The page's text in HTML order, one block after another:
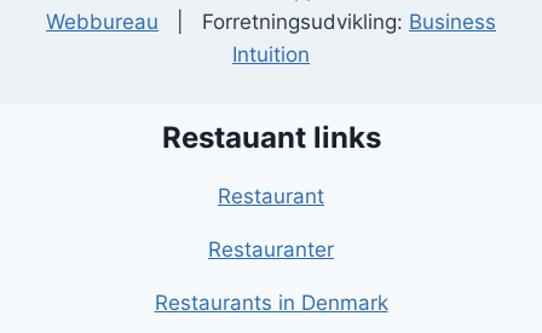
Webbureau | Forretningsudvikling: Business
Intuition
Restauant links
Restaurant
Restauranter
Restaurants in Denmark